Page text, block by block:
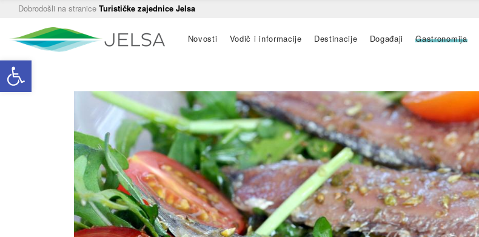
Open toolbar
Dobrodošli na stranice Turističke zajednice Jelsa
Main
Novosti Vodič i informacije Destinacije Događaji Gastronomija